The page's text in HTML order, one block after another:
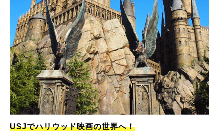
USJでハリウッド映画の世界へ！